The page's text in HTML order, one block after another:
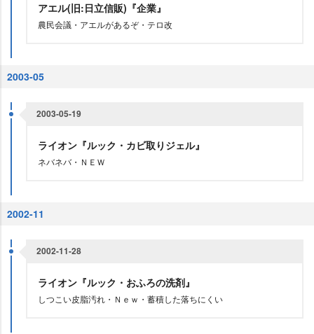
アエル(旧:日立信販)『企業』
農民会議・アエルがあるぞ・テロ改
2003-05
2003-05-19
ライオン『ルック・カビ取りジェル』
ネバネバ・ＮＥＷ
2002-11
2002-11-28
ライオン『ルック・おふろの洗剤』
しつこい皮脂汚れ・Ｎｅｗ・蓄積した落ちにくい